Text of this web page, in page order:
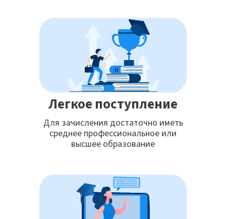
Легкое поступление
Для зачисления достаточно иметь
среднее профессиональное или
высшее образование